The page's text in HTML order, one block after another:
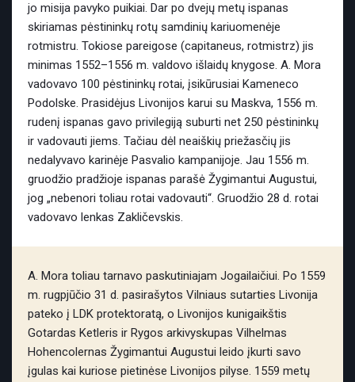
jo misija pavyko puikiai. Dar po dvejų metų ispanas
skiriamas pėstininkų rotų samdinių kariuomenėje
rotmistru. Tokiose pareigose (capitaneus, rotmistrz) jis
minimas 1552–1556 m. valdovo išlaidų knygose. A. Mora
vadovavo 100 pėstininkų rotai, įsikūrusiai Kameneco
Podolske. Prasidėjus Livonijos karui su Maskva, 1556 m.
rudenį ispanas gavo privilegiją suburti net 250 pėstininkų
ir vadovauti jiems. Tačiau dėl neaiškių priežasčių jis
nedalyvavo karinėje Pasvalio kampanijoje. Jau 1556 m.
gruodžio pradžioje ispanas parašė Žygimantui Augustui,
jog „nebenori toliau rotai vadovauti“. Gruodžio 28 d. rotai
vadovavo lenkas Zakličevskis.
A. Mora toliau tarnavo paskutiniajam Jogailaičiui. Po 1559
m. rugpjūčio 31 d. pasirašytos Vilniaus sutarties Livonija
pateko į LDK protektoratą, o Livonijos kunigaikštis
Gotardas Ketleris ir Rygos arkivyskupas Vilhelmas
Hohencolernas Žygimantui Augustui leido įkurti savo
įgulas kai kuriose pietinėse Livonijos pilyse. 1559 metų